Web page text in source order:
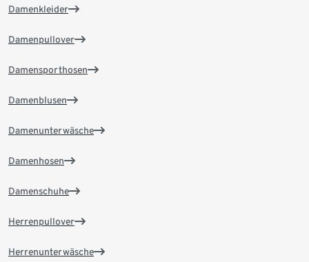
Damenkleider
Damenpullover
Damensporthosen
Damenblusen
Damenunterwäsche
Damenhosen
Damenschuhe
Herrenpullover
Herrenunterwäsche